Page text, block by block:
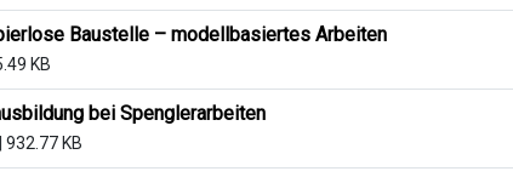
Baustelle – modellbasiertes Arbeiten
KB
bei Spenglerarbeiten
932.77 KB